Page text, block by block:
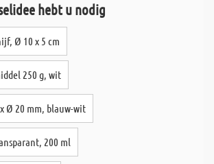
hebt u nodig
Ø 10 x 5 cm
250 g, wit
Ø 20 mm, blauw-wit
200 ml